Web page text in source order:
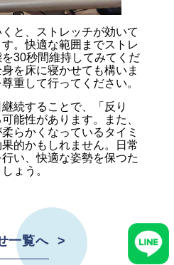
と、ストレッチが効いて
。快適な範囲までストレ
30秒間維持してみてくだ
を床に寝かせても構いま
重して行ってください。
続することで、「反り
能性があります。また、
らかくなっているタイミ
的かもしれません。日常
い、快適な姿勢を保つた
ょう。
一覧へ